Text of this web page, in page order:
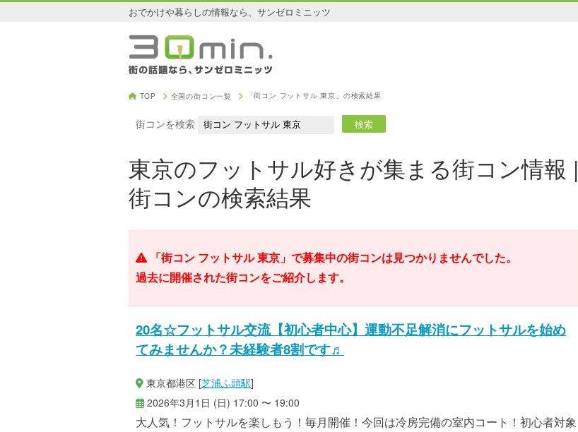
おでかけや暮らしの情報なら、サンゼロミニッツ
TOP 全国の街コン一覧 「街コン フットサル 東京」の検索結果
街コンを検索
東京のフットサル好きが集まる街コン情報 |
街コンの検索結果
「街コン フットサル 東京」で募集中の街コンは見つかりませんでした。
過去に開催された街コンをご紹介します。
20名☆フットサル交流【初心者中心】運動不足解消にフットサルを始め
てみませんか？未経験者8割です♬
東京都港区 [芝浦ふ頭駅]
2026年3月1日 (日) 17:00 〜 19:00
大人気！フットサルを楽しもう！毎月開催！今回は冷房完備の室内コート！初心者対象